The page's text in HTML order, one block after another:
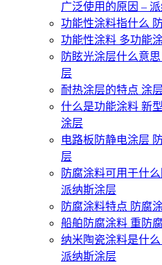
广泛使用的原因 –
功能性涂料指什么
功能性涂料 多功能
防眩光涂层什么意
层
耐热涂层的特点 涂
什么是功能涂料 新
涂层
电路板防静电涂层
层
防腐涂料可用于什
派纳斯涂层
防腐涂料特点 防腐
船舶防腐涂料 重防
纳米陶瓷涂料是什
派纳斯涂层